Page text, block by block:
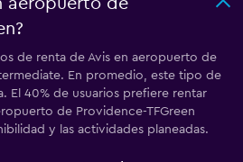
aeropuerto de
de renta de Avis en aeropuerto de
En promedio, este tipo de
El 40% de usuarios prefiere rentar
de Providence-TFGreen
y las actividades planeadas.